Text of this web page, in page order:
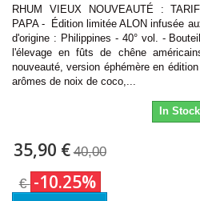
RHUM VIEUX NOUVEAUTÉ :
PAPA - Édition limitée ALON infusée
d'origine : Philippines - 40° vol. -
l'élevage en fûts de chêne
nouveauté, version éphémère en
arômes de noix de coco,...
In Stock
35,90 € 40,00
€ -10.25%